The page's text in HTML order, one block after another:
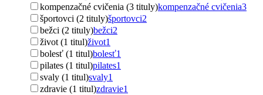
kompenzačné cvičenia (3 tituly)kompenzačné cvičenia3
športovci (2 tituly)športovci2
bežci (2 tituly)bežci2
život (1 titul)život1
bolesť (1 titul)bolesť1
pilates (1 titul)pilates1
svaly (1 titul)svaly1
zdravie (1 titul)zdravie1